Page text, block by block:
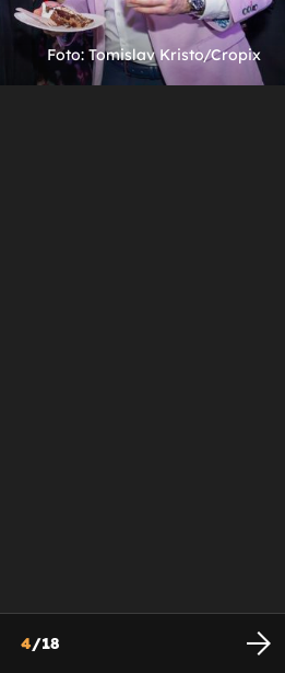
Foto: Tomislav Kristo/Cropix
4/18